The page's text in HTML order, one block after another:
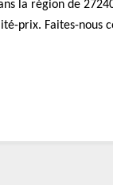
la région de
prix. Faites-nous